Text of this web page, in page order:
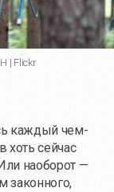
| Flickr
каждый чем-
хоть сейчас
наоборот —
законного,